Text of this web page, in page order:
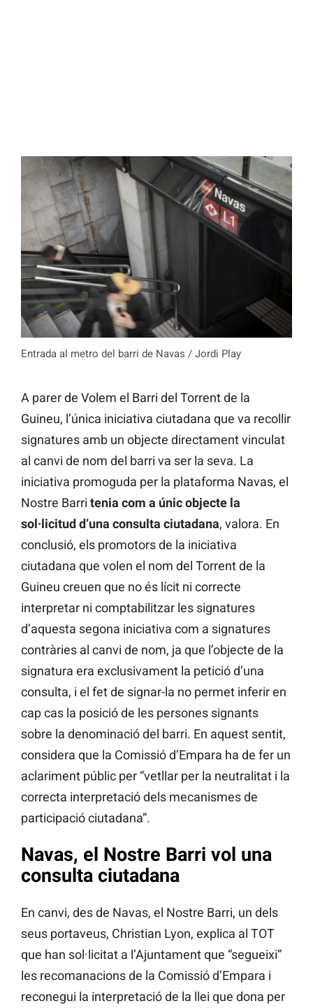
Entrada al metro del barri de Navas / Jordi Play
A parer de Volem el Barri del Torrent de la
Guineu, l’única iniciativa ciutadana que va recollir
signatures amb un objecte directament vinculat
al canvi de nom del barri va ser la seva. La
iniciativa promoguda per la plataforma Navas, el
Nostre Barri tenia com a únic objecte la
sol·licitud d’una consulta ciutadana, valora. En
conclusió, els promotors de la iniciativa
ciutadana que volen el nom del Torrent de la
Guineu creuen que no és lícit ni correcte
interpretar ni comptabilitzar les signatures
d’aquesta segona iniciativa com a signatures
contràries al canvi de nom, ja que l’objecte de la
signatura era exclusivament la petició d’una
consulta, i el fet de signar-la no permet inferir en
cap cas la posició de les persones signants
sobre la denominació del barri. En aquest sentit,
considera que la Comissió d’Empara ha de fer un
aclariment públic per “vetllar per la neutralitat i la
correcta interpretació dels mecanismes de
participació ciutadana”.
Navas, el Nostre Barri vol una
consulta ciutadana
En canvi, des de Navas, el Nostre Barri, un dels
seus portaveus, Christian Lyon, explica al TOT
que han sol·licitat a l’Ajuntament que “segueixi”
les recomanacions de la Comissió d’Empara i
reconegui la interpretació de la llei que dona per